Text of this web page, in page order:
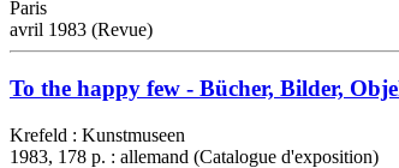
Paris
avril 1983 (Revue)
To the happy few - Bücher, Bilder,
Krefeld : Kunstmuseen
1983, 178 p. : allemand (Catalogue d'exposition)